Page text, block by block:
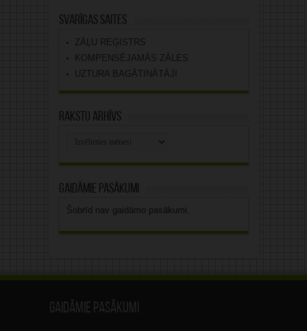
Svarīgas saites
ZĀĻU REĢISTRS
KOMPENSĒJAMĀS ZĀLES
UZTURA BAGĀTINĀTĀJI
Rakstu arhīvs
Gaidāmie pasākumi
Šobrīd nav gaidāmo pasākumi.
Gaidāmie pasākumi